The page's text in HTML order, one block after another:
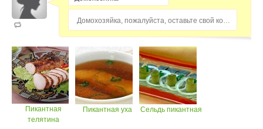
Домохозяйка, пожалуйста, оставьте свой комментарий...
Пикантная
телятина
Пикантная уха Сельдь пикантная